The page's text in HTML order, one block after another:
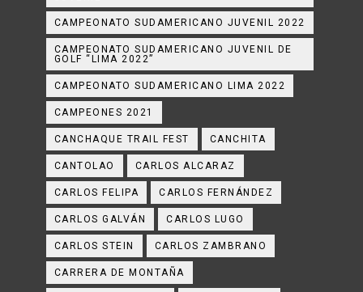
CAMPEONATO SUDAMERICANO JUVENIL 2022
CAMPEONATO SUDAMERICANO JUVENIL DE
GOLF “LIMA 2022”
CAMPEONATO SUDAMERICANO LIMA 2022
CAMPEONES 2021
CANCHAQUE TRAIL FEST CANCHITA
CANTOLAO CARLOS ALCARAZ
CARLOS FELIPA CARLOS FERNÁNDEZ
CARLOS GALVÁN CARLOS LUGO
CARLOS STEIN CARLOS ZAMBRANO
CARRERA DE MONTAÑA